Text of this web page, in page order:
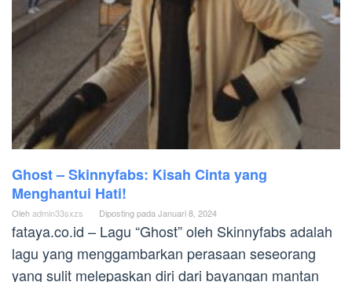
Ghost – Skinnyfabs: Kisah Cinta yang
Menghantui Hati!
Olehadmin33sxzs Diposting pada Januari 8, 2024
fataya.co.id – Lagu “Ghost” oleh Skinnyfabs adalah
lagu yang menggambarkan perasaan seseorang
yang sulit melepaskan diri dari bayangan mantan